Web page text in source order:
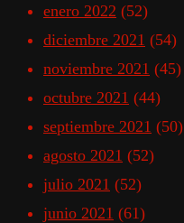
enero 2022 (52)
diciembre 2021 (54)
noviembre 2021 (45)
octubre 2021 (44)
septiembre 2021 (50)
agosto 2021 (52)
julio 2021 (52)
junio 2021 (61)